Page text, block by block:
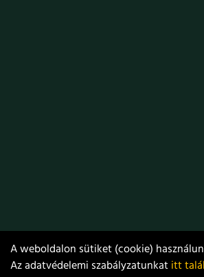
A weboldalon sütiket (cookie)
Az adatvédelemi szabályzatunkatitt